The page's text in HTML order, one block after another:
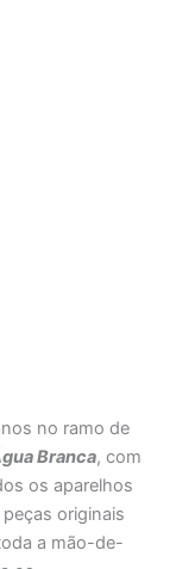
no ramo de
Branca, com
os aparelhos
originais
a mão-de-